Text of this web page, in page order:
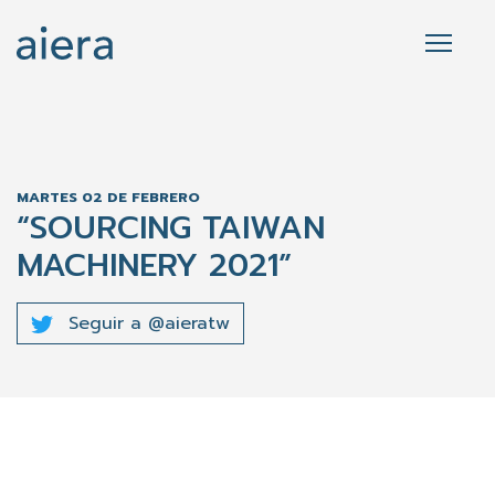
MARTES 02 DE FEBRERO
“SOURCING TAIWAN
MACHINERY 2021”
Seguir a @aieratw